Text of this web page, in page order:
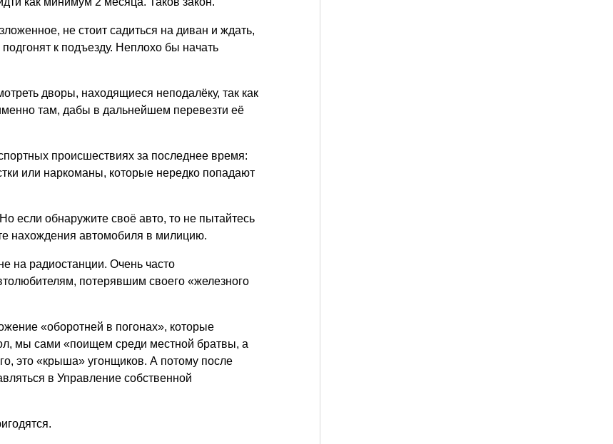
не стоит садиться на диван и ждать,
к подъезду. Неплохо бы начать
дворы, находящиеся неподалёку, так как
там, дабы в дальнейшем перевезти её
происшествиях за последнее время:
или наркоманы, которые нередко попадают
если обнаружите своё авто, то не пытайтесь
нахождения автомобиля в милицию.
на радиостанции. Очень часто
потерявшим своего «железного
«оборотней в погонах», которые
мы сами «поищем среди местной братвы, а
это «крыша» угонщиков. А потому после
в Управление собственной